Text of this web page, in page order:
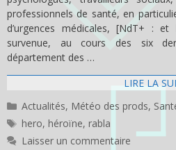
professionnels de santé, en
d’urgences médicales, [NdT+ :
survenue, au cours des six
département des …
LIRE LA
Catégories
Actualités, Météo des prods,
Étiquettes
hero, héroïne, rabla
Laisser un commentaire